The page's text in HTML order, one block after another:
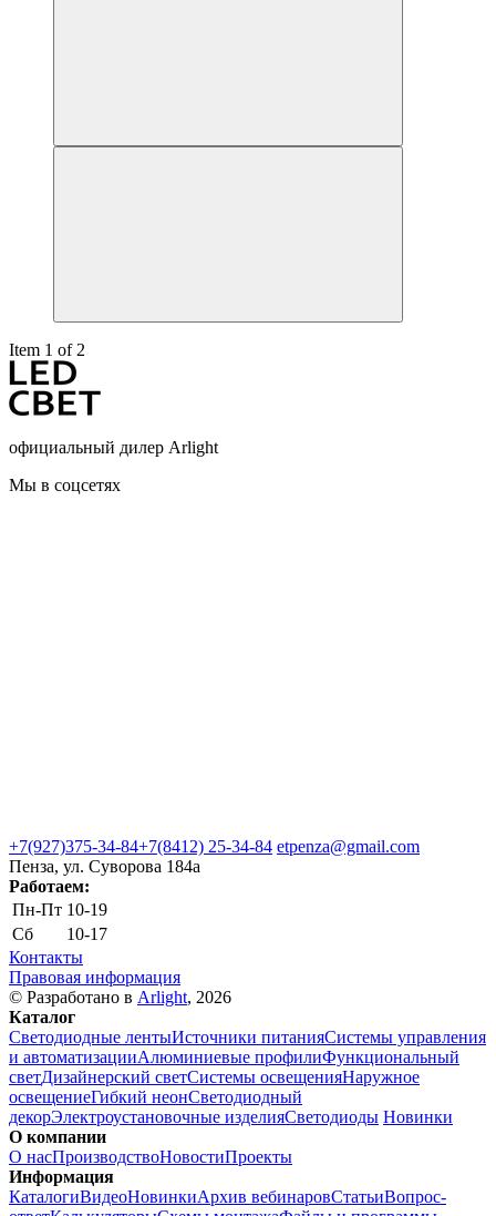
Item 1 of 2
официальный дилер Arlight
Мы в соцсетях
+7(927)375-34-84+7(8412) 25-34-84 etpenza@gmail.com
Пенза, ул. Cуворова 184а
Работаем:
Пн-Пт 10-19
Сб
10-17
Контакты
Правовая информация
© Разработано в Arlight, 2026
Каталог
Светодиодные лентыИсточники питанияСистемы управления
и автоматизацииАлюминиевые профилиФункциональный
светДизайнерский светСистемы освещенияНаружное
освещениеГибкий неонСветодиодный
декорЭлектроустановочные изделияСветодиоды Новинки
О компании
О насПроизводствоНовостиПроекты
Информация
КаталогиВидеоНовинкиАрхив вебинаровСтатьиВопрос-